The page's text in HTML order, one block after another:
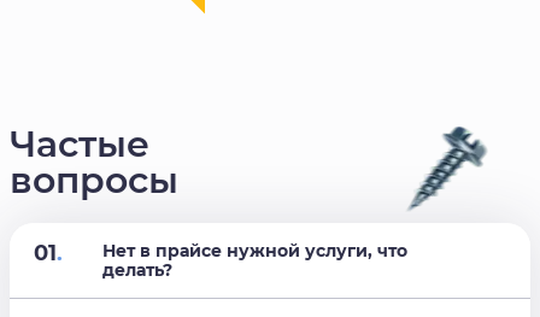
Частые
вопросы
01.
Нет в прайсе нужной услуги, что
делать?